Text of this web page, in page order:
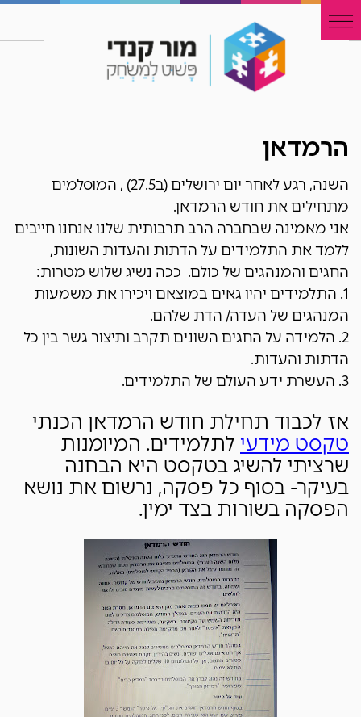
הרמדאן
השנה, רגע לאחר יום ירושלים (ב27.5) , המוסלמים
מתחילים את חודש הרמדאן.
אני מאמינה שבחברה הרב תרבותית שלנו אנחנו חייבים
ללמד את התלמידים על הדתות והעדות השונות,
החגים והמנהגים של כולם. ככה נשיג שלוש מטרות:
1. התלמידים יהיו גאים במוצאם ויכירו את משמעות
המנהגים של העדה/ הדת שלהם.
2. הלמידה על החגים השונים תקרב ותיצור גשר בין כל
הדתות והעדות.
3. העשרת ידע העולם של התלמידים.
אז לכבוד תחילת חודש הרמדאן הכנתי
טקסט מידעי לתלמידים. המיומנות
שרציתי להשיג בטקסט היא הבחנה
בעיקר- בסוף כל פסקה, נרשום את נושא
הפסקה בשורות בצד ימין.